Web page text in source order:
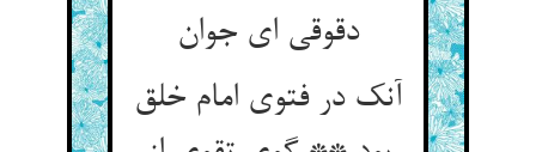
دقوقی ای جوان
آنک در فتوی امام خلق